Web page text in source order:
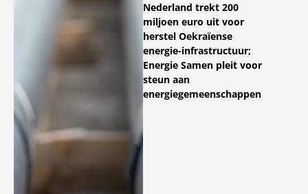
Nederland trekt 200
miljoen euro uit voor
herstel Oekraïense
energie-infrastructuur;
Energie Samen pleit voor
steun aan
energiegemeenschappen